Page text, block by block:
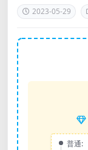
2023-05-29
普通: